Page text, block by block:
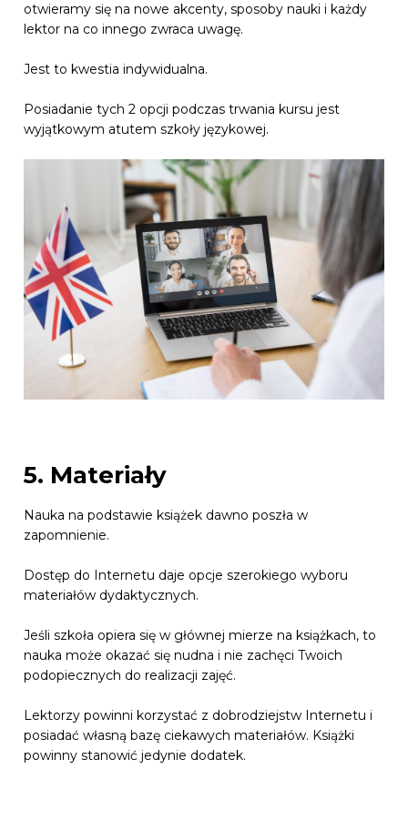
otwieramy się na nowe akcenty, sposoby nauki i każdy
lektor na co innego zwraca uwagę.
Jest to kwestia indywidualna.
Posiadanie tych 2 opcji podczas trwania kursu jest
wyjątkowym atutem szkoły językowej.
5. Materiały
Nauka na podstawie książek dawno poszła w
zapomnienie.
Dostęp do Internetu daje opcje szerokiego wyboru
materiałów dydaktycznych.
Jeśli szkoła opiera się w głównej mierze na książkach, to
nauka może okazać się nudna i nie zachęci Twoich
podopiecznych do realizacji zajęć.
Lektorzy powinni korzystać z dobrodziejstw Internetu i
posiadać własną bazę ciekawych materiałów. Książki
powinny stanowić jedynie dodatek.